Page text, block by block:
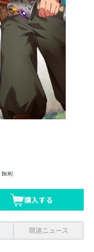
B6判
購入する
関連ニュース